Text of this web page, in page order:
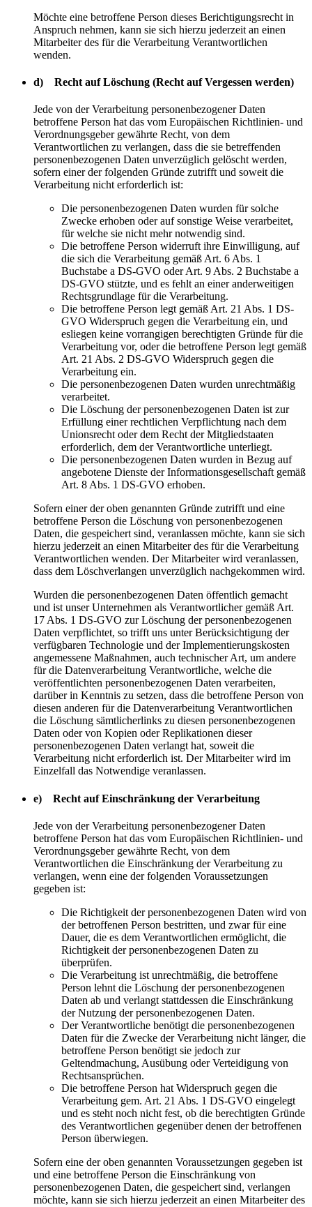
Möchte eine betroffene Person dieses Berichtigungsrecht in
Anspruch nehmen, kann sie sich hierzu jederzeit an einen
Mitarbeiter des für die Verarbeitung Verantwortlichen
wenden.
d) Recht auf Löschung (Recht auf Vergessen werden)
Jede von der Verarbeitung personenbezogener Daten
betroffene Person hat das vom Europäischen Richtlinien- und
Verordnungsgeber gewährte Recht, von dem
Verantwortlichen zu verlangen, dass die sie betreffenden
personenbezogenen Daten unverzüglich gelöscht werden,
sofern einer der folgenden Gründe zutrifft und soweit die
Verarbeitung nicht erforderlich ist:
Die personenbezogenen Daten wurden für solche
Zwecke erhoben oder auf sonstige Weise verarbeitet,
für welche sie nicht mehr notwendig sind.
Die betroffene Person widerruft ihre Einwilligung, auf
die sich die Verarbeitung gemäß Art. 6 Abs. 1
Buchstabe a DS-GVO oder Art. 9 Abs. 2 Buchstabe a
DS-GVO stützte, und es fehlt an einer anderweitigen
Rechtsgrundlage für die Verarbeitung.
Die betroffene Person legt gemäß Art. 21 Abs. 1 DS-
GVO Widerspruch gegen die Verarbeitung ein, und
esliegen keine vorrangigen berechtigten Gründe für die
Verarbeitung vor, oder die betroffene Person legt gemäß
Art. 21 Abs. 2 DS-GVO Widerspruch gegen die
Verarbeitung ein.
Die personenbezogenen Daten wurden unrechtmäßig
verarbeitet.
Die Löschung der personenbezogenen Daten ist zur
Erfüllung einer rechtlichen Verpflichtung nach dem
Unionsrecht oder dem Recht der Mitgliedstaaten
erforderlich, dem der Verantwortliche unterliegt.
Die personenbezogenen Daten wurden in Bezug auf
angebotene Dienste der Informationsgesellschaft gemäß
Art. 8 Abs. 1 DS-GVO erhoben.
Sofern einer der oben genannten Gründe zutrifft und eine
betroffene Person die Löschung von personenbezogenen
Daten, die gespeichert sind, veranlassen möchte, kann sie sich
hierzu jederzeit an einen Mitarbeiter des für die Verarbeitung
Verantwortlichen wenden. Der Mitarbeiter wird veranlassen,
dass dem Löschverlangen unverzüglich nachgekommen wird.
Wurden die personenbezogenen Daten öffentlich gemacht
und ist unser Unternehmen als Verantwortlicher gemäß Art.
17 Abs. 1 DS-GVO zur Löschung der personenbezogenen
Daten verpflichtet, so trifft uns unter Berücksichtigung der
verfügbaren Technologie und der Implementierungskosten
angemessene Maßnahmen, auch technischer Art, um andere
für die Datenverarbeitung Verantwortliche, welche die
veröffentlichten personenbezogenen Daten verarbeiten,
darüber in Kenntnis zu setzen, dass die betroffene Person von
diesen anderen für die Datenverarbeitung Verantwortlichen
die Löschung sämtlicherlinks zu diesen personenbezogenen
Daten oder von Kopien oder Replikationen dieser
personenbezogenen Daten verlangt hat, soweit die
Verarbeitung nicht erforderlich ist. Der Mitarbeiter wird im
Einzelfall das Notwendige veranlassen.
e) Recht auf Einschränkung der Verarbeitung
Jede von der Verarbeitung personenbezogener Daten
betroffene Person hat das vom Europäischen Richtlinien- und
Verordnungsgeber gewährte Recht, von dem
Verantwortlichen die Einschränkung der Verarbeitung zu
verlangen, wenn eine der folgenden Voraussetzungen
gegeben ist:
Die Richtigkeit der personenbezogenen Daten wird von
der betroffenen Person bestritten, und zwar für eine
Dauer, die es dem Verantwortlichen ermöglicht, die
Richtigkeit der personenbezogenen Daten zu
überprüfen.
Die Verarbeitung ist unrechtmäßig, die betroffene
Person lehnt die Löschung der personenbezogenen
Daten ab und verlangt stattdessen die Einschränkung
der Nutzung der personenbezogenen Daten.
Der Verantwortliche benötigt die personenbezogenen
Daten für die Zwecke der Verarbeitung nicht länger, die
betroffene Person benötigt sie jedoch zur
Geltendmachung, Ausübung oder Verteidigung von
Rechtsansprüchen.
Die betroffene Person hat Widerspruch gegen die
Verarbeitung gem. Art. 21 Abs. 1 DS-GVO eingelegt
und es steht noch nicht fest, ob die berechtigten Gründe
des Verantwortlichen gegenüber denen der betroffenen
Person überwiegen.
Sofern eine der oben genannten Voraussetzungen gegeben ist
und eine betroffene Person die Einschränkung von
personenbezogenen Daten, die gespeichert sind, verlangen
möchte, kann sie sich hierzu jederzeit an einen Mitarbeiter des